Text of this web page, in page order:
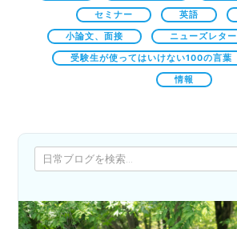
セミナー 英語
小論文、面接 ニューズレター
受験生が使ってはいけない100の言葉
情報
検索